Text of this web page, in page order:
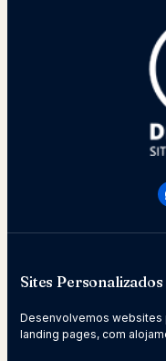
Sites Personalizados
Desenvolvemos websites
landing pages, com